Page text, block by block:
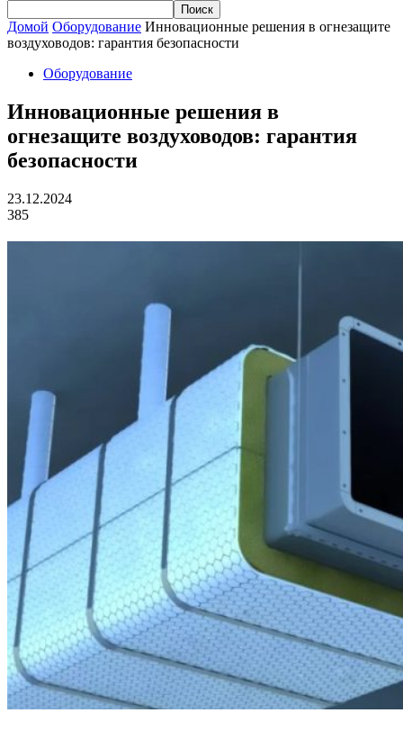
Домой Оборудование Инновационные решения в огнезащите
воздуховодов: гарантия безопасности
Оборудование
Инновационные решения в
огнезащите воздуховодов: гарантия
безопасности
23.12.2024
385